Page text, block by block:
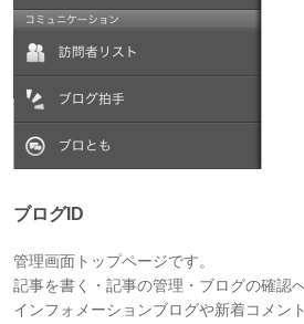
ブログID
管理画面トップページです。
記事を書く・記事の管理・ブログの確認
インフォメーションブログや新着コメン